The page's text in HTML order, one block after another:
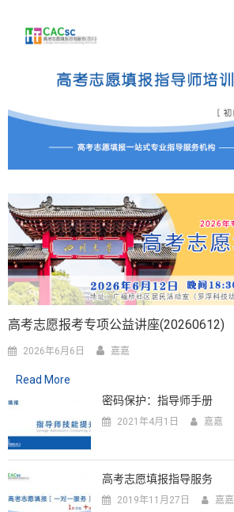
高考志愿报考专项公益讲座(20260612)
2026年6月6日 嘉嘉
Read More
密码保护：指导师手册
2021年4月1日 嘉嘉
高考志愿填报指导服务
2019年11月27日 嘉嘉